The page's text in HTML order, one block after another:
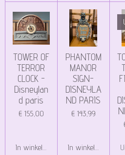
TOWER OF
TERROR
CLOCK -
Disneylan
d paris
€ 155,00
In winkelwagen
PHANTOM
MANOR
SIGN-
DISNEYLA
ND PARIS
€ 143,99
In winkelwagen